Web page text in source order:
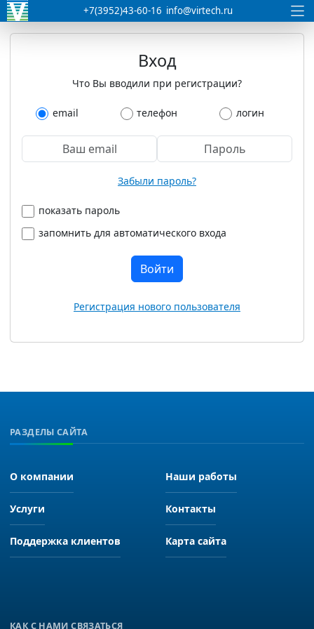
+7(3952)43-60-16 info@virtech.ru
Вход
Что Вы вводили при регистрации?
email телефон логин
Забыли пароль?
показать пароль
запомнить для автоматического входа
Войти
Регистрация нового пользователя
РАЗДЕЛЫ САЙТА
О компании Наши работы
Услуги Контакты
Поддержка клиентов Карта сайта
КАК С НАМИ СВЯЗАТЬСЯ